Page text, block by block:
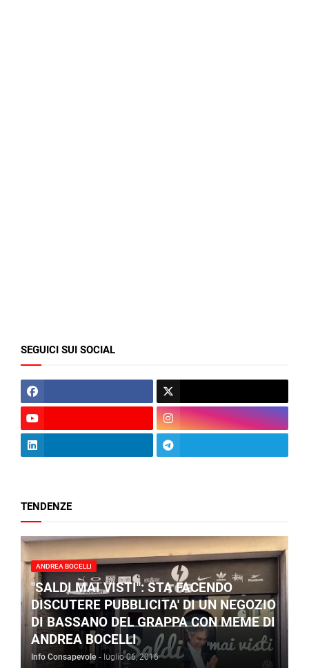
SEGUICI SUI SOCIAL
TENDENZE
ANDREA BOCELLI
"SALDI MAI VISTI": STA FACENDO
DISCUTERE PUBBLICITA' DI UN NEGOZIO
DI BASSANO DEL GRAPPA CON MEME DI
ANDREA BOCELLI
Info Consapevole - luglio 06, 2016